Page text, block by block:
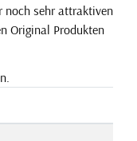
noch sehr attraktiven
Original Produkten